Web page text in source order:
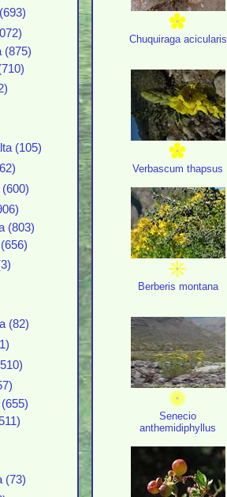
(875)
(105)
(803)
(82)
(73)
Chuquiraga acicularis
Verbascum thapsus
Berberis montana
Senecio
anthemidiphyllus